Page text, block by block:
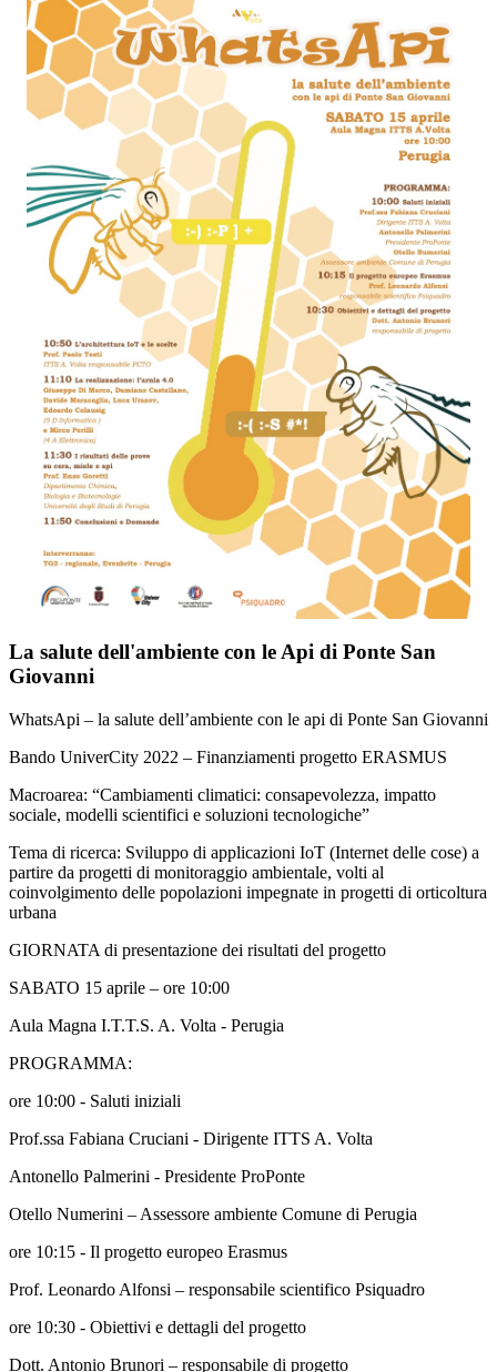
La salute dell'ambiente con le Api di Ponte San
Giovanni
WhatsApi – la salute dell’ambiente con le api di Ponte San Giovanni
Bando UniverCity 2022 – Finanziamenti progetto ERASMUS
Macroarea: “Cambiamenti climatici: consapevolezza, impatto
sociale, modelli scientifici e soluzioni tecnologiche”
Tema di ricerca: Sviluppo di applicazioni IoT (Internet delle cose) a
partire da progetti di monitoraggio ambientale, volti al
coinvolgimento delle popolazioni impegnate in progetti di orticoltura
urbana
GIORNATA di presentazione dei risultati del progetto
SABATO 15 aprile – ore 10:00
Aula Magna I.T.T.S. A. Volta - Perugia
PROGRAMMA:
ore 10:00 - Saluti iniziali
Prof.ssa Fabiana Cruciani - Dirigente ITTS A. Volta
Antonello Palmerini - Presidente ProPonte
Otello Numerini – Assessore ambiente Comune di Perugia
ore 10:15 - Il progetto europeo Erasmus
Prof. Leonardo Alfonsi – responsabile scientifico Psiquadro
ore 10:30 - Obiettivi e dettagli del progetto
Dott. Antonio Brunori – responsabile di progetto